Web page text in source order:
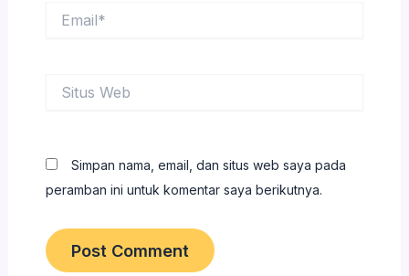
Web
Simpan nama, email, dan situs web saya pada
peramban ini untuk komentar saya berikutnya.